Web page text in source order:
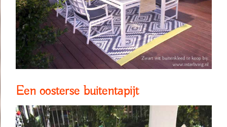
Een oosterse buitentapijt